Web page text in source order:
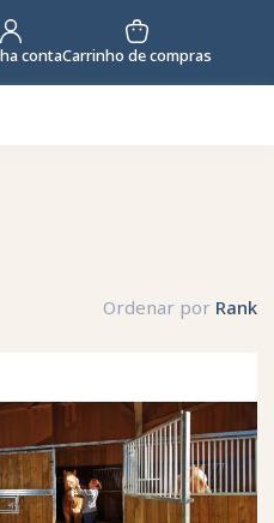
contaCarrinho de compras
Ordenar por Rank